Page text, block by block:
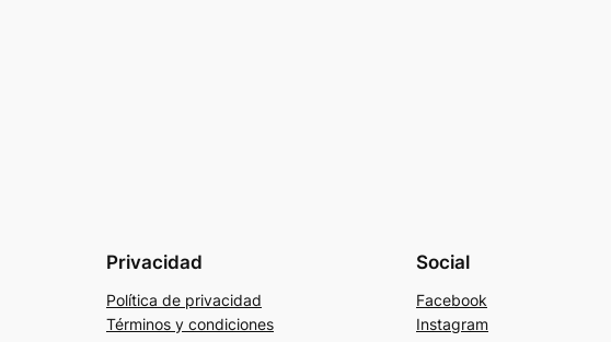
Privacidad
Política de privacidad
Términos y condiciones
Social
Facebook
Instagram